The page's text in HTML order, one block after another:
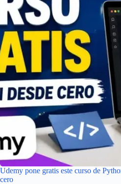
Udemy pone gratis este curso de
cero